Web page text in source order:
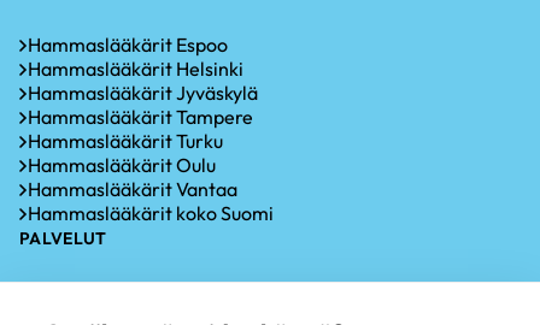
Hammaslääkärit Espoo
Hammaslääkärit Helsinki
Hammaslääkärit Jyväskylä
Hammaslääkärit Tampere
Hammaslääkärit Turku
Hammaslääkärit Oulu
Hammaslääkärit Vantaa
Hammaslääkärit koko Suomi
PALVELUT
Iensairauksien hoito